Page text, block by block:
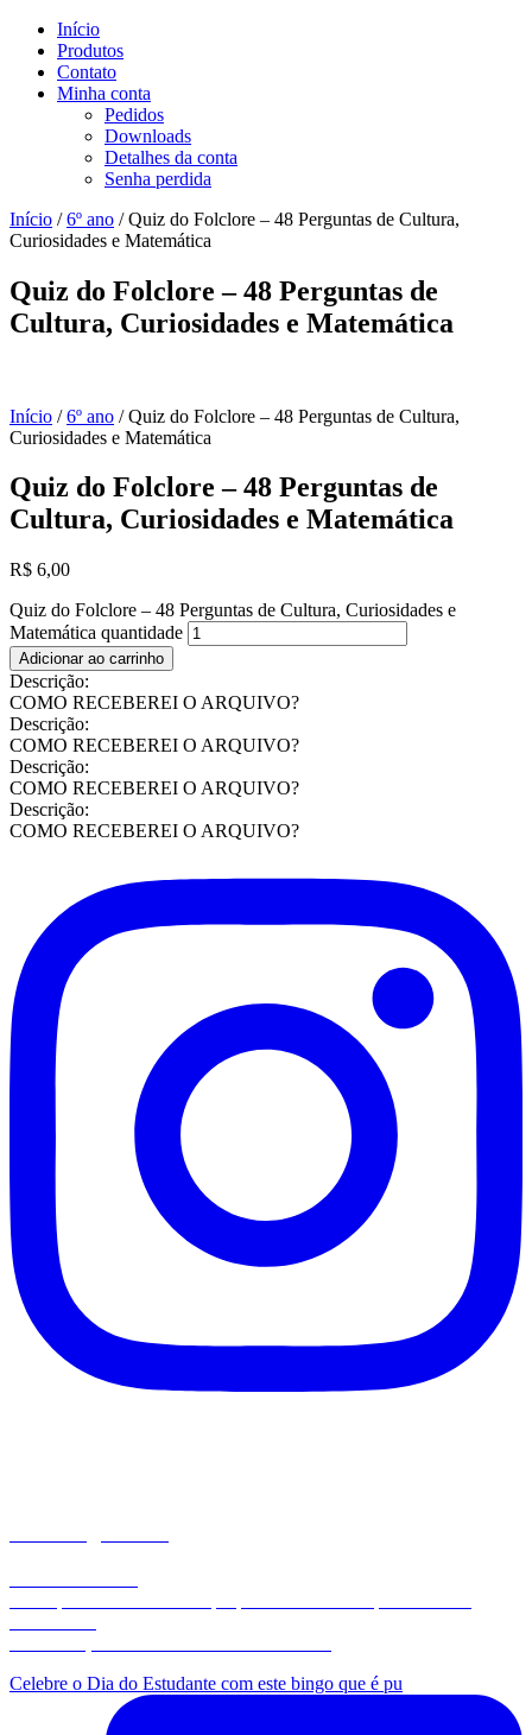
Início
Produtos
Contato
Minha conta
Pedidos
Downloads
Detalhes da conta
Senha perdida
Início /6º ano / Quiz do Folclore – 48 Perguntas de Cultura,
Curiosidades e Matemática
Quiz do Folclore – 48 Perguntas de
Cultura, Curiosidades e Matemática
Início /6º ano / Quiz do Folclore – 48 Perguntas de Cultura,
Curiosidades e Matemática
Quiz do Folclore – 48 Perguntas de
Cultura, Curiosidades e Matemática
R$ 6,00
Quiz do Folclore – 48 Perguntas de Cultura, Curiosidades e
Matemática quantidade
Adicionar ao carrinho
Descrição:
COMO RECEBEREI O ARQUIVO?
Descrição:
COMO RECEBEREI O ARQUIVO?
Descrição:
COMO RECEBEREI O ARQUIVO?
Descrição:
COMO RECEBEREI O ARQUIVO?
Celebre o Dia do Estudante com este bingo que é pu